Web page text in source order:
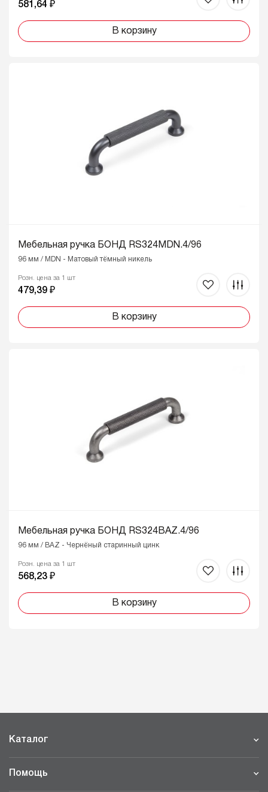
581,64 ₽
В корзину
Мебельная ручка БОНД RS324MDN.4/96
96 мм / MDN - Матовый тёмный никель
Розн. цена за 1 шт
479,39 ₽
В корзину
Мебельная ручка БОНД RS324BAZ.4/96
96 мм / BAZ - Чернёный старинный цинк
Розн. цена за 1 шт
568,23 ₽
В корзину
Каталог
Помощь